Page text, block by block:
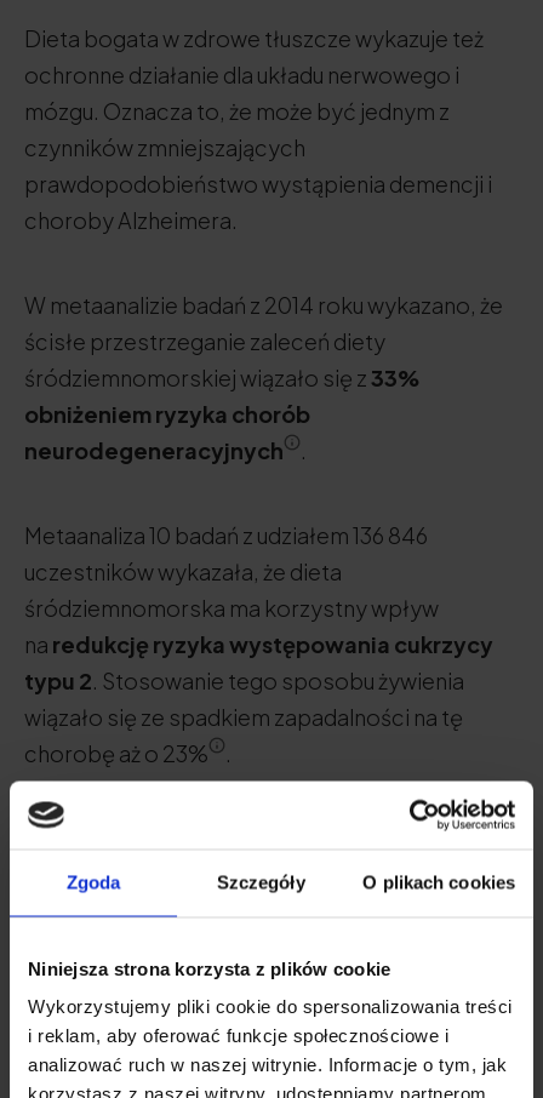
Zgoda Szczegóły O plikach cookies
Niniejsza strona korzysta z plików cookie
Wykorzystujemy pliki cookie do spersonalizowania treści
i reklam, aby oferować funkcje społecznościowe i
analizować ruch w naszej witrynie. Informacje o tym, jak
korzystasz z naszej witryny, udostępniamy partnerom
Dieta bogata w zdrowe tłuszcze wykazuje też
ochronne działanie dla układu nerwowego i
mózgu. Oznacza to, że może być jednym z
czynników zmniejszających
prawdopodobieństwo wystąpienia demencji i
choroby Alzheimera.
W metaanalizie badań z 2014 roku wykazano, że
ścisłe przestrzeganie zaleceń diety
śródziemnomorskiej wiązało się z33%
obniżeniem ryzyka chorób
neurodegeneracyjnych
.
Metaanaliza 10 badań z udziałem 136 846
uczestników wykazała, że dieta
śródziemnomorska ma korzystny wpływ
na redukcję ryzyka występowania cukrzycy
typu 2. Stosowanie tego sposobu żywienia
wiązało się ze spadkiem zapadalności na tę
chorobę aż o 23%
.
Niebieskie strefy
świecie, których mieszkańcy żyją
znacznie dłużej niż populacja ogólna.
W tej chwili wyróżnia się 5 niebieskich
stref, a dwie z nich znajdują się w